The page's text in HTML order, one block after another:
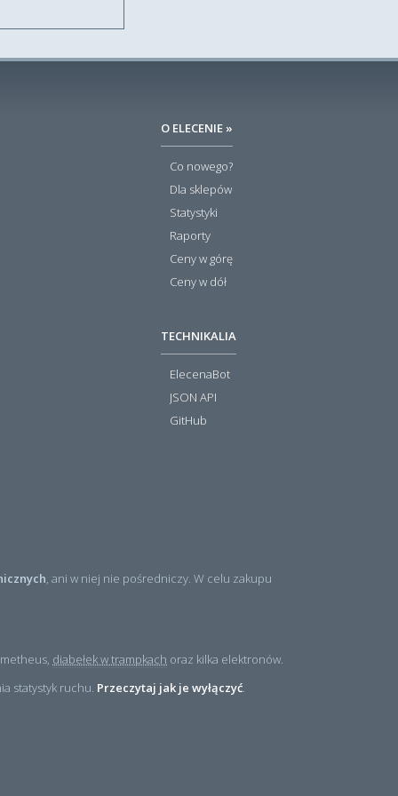
O ELECENIE »
Co nowego?
Dla sklepów
Statystyki
Raporty
Ceny w górę
Ceny w dół
TECHNIKALIA
ElecenaBot
JSON API
GitHub
, ani w niej nie pośredniczy. W celu zakupu
diabełek w trampkach oraz kilka elektronów.
statystyk ruchu. Przeczytaj jak je wyłączyć.